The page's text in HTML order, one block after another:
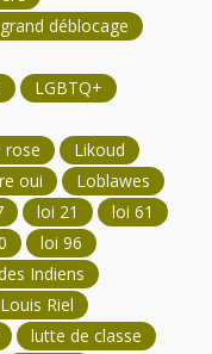
déblocage
LGBTQ+
rose
Likoud
oui
Loblawes
loi 21
loi 61
loi 96
Indiens
Louis Riel
lutte de classe